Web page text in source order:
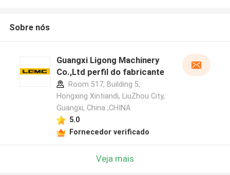
Sobre nós
Guangxi Ligong Machinery
Co.,Ltd perfil do fabricante
Room 517, Building 5,
Hongxing Xintiandi, LiuZhou City,
Guangxi, China ,CHINA
5.0
Fornecedor verificado
Veja mais